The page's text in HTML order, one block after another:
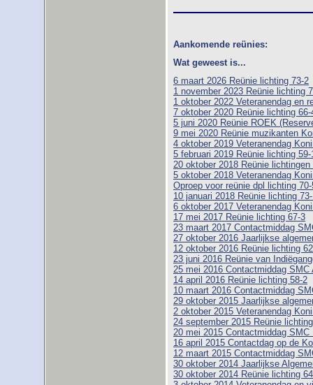
Aankomende reünies:
Wat geweest is...
6 maart 2026 Reünie lichting 73-2
1 november 2023 Reünie lichting
1 oktober 2022 Veteranendag en
7 oktober 2020 Reünie lichting 66-
5 juni 2020 Reünie ROEK
9 mei 2020 Reünie muzikanten
4 oktober 2019 Veteranendag
5 februari 2019 Reünie lichting 59-
20 oktober 2018 Reünie
5 oktober 2018 Veteranendag
Oproep voor reünie dpl lichting
10 januari 2018 Reünie lichting
6 oktober 2017 Veteranendag
17 mei 2017 Reünie lichting 67-3
23 maart 2017 Contactmiddag
27 oktober 2016 Jaarlijkse
12 oktober 2016 Reünie lichting
23 juni 2016 Reünie van
25 mei 2016 Contactmiddag
14 april 2016 Reünie lichting 58-2
10 maart 2016 Contactmiddag
29 oktober 2015 Jaarlijkse
2 oktober 2015 Veteranendag
24 september 2015 Reünie
20 mei 2015 Contactmiddag SMC
16 april 2015 Contactdag op de
12 maart 2015 Contactmiddag
30 oktober 2014 Jaarlijkse
30 oktober 2014 Reünie lichting